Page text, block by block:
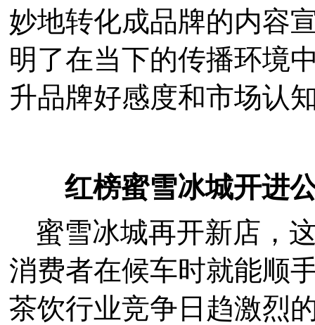
妙地转化成品牌的内容
明了在当下的传播环境
升品牌好感度和市场认
红榜蜜雪冰城开进
蜜雪冰城再开新店，
消费者在候车时就能顺
茶饮行业竞争日趋激烈